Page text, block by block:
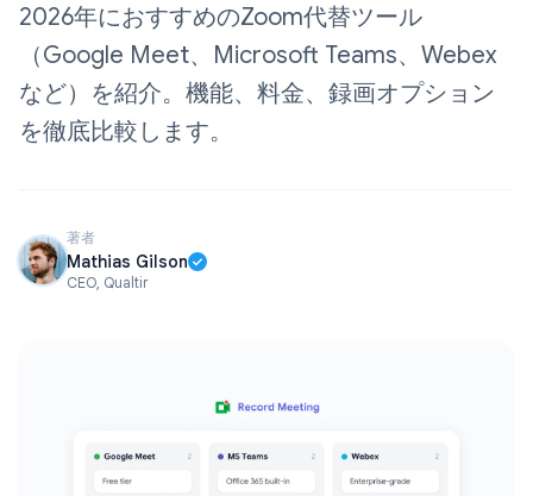
2026年におすすめのZoom代替ツール
（Google Meet、Microsoft Teams、Webex
など）を紹介。機能、料金、録画オプション
を徹底比較します。
著者
Mathias Gilson
CEO, Qualtir